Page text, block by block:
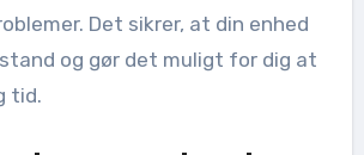
Det sikrer, at din enhed
og gør det muligt for dig at
tid.